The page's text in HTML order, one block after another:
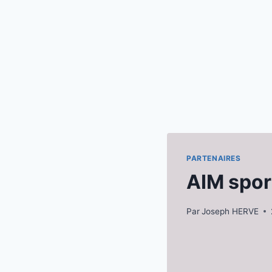
PARTENAIRES
AIM
ParJoseph HERVE